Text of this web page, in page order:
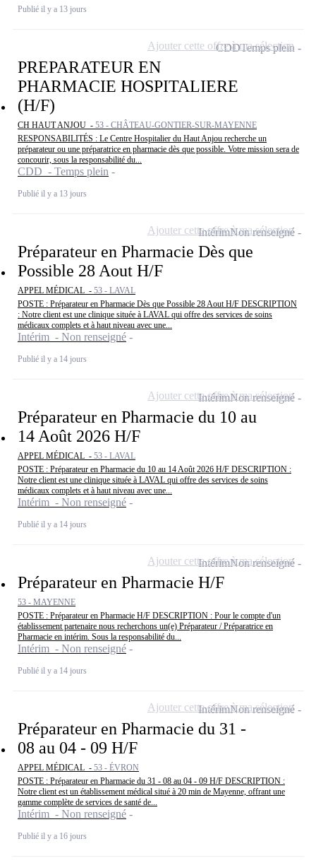
Publié il y a 13 jours
PREPARATEUR EN
PHARMACIE HOSPITALIERE
(H/F)
CH HAUT ANJOU - 53 - CHÂTEAU-GONTIER-SUR-MAYENNE
RESPONSABILITÉS : Le Centre Hospitalier du Haut Anjou recherche un
préparateur ou une préparatrice en pharmacie dès que possible. Votre mission sera de
concourir, sous la responsabilité du...
CDD - Temps plein
Publié il y a 13 jours
CDDTemps plein
Ajouter cette offre à ma sélection
Préparateur en Pharmacie Dès que
Possible 28 Aout H/F
APPEL MÉDICAL - 53 - LAVAL
POSTE : Préparateur en Pharmacie Dès que Possible 28 Aout H/F DESCRIPTION
: Notre client est une clinique située à LAVAL qui offre des services de soins
médicaux complets et à haut niveau avec une...
Intérim - Non renseigné
Publié il y a 14 jours
IntérimNon renseigné
Ajouter cette offre à ma sélection
Préparateur en Pharmacie du 10 au
14 Août 2026 H/F
APPEL MÉDICAL - 53 - LAVAL
POSTE : Préparateur en Pharmacie du 10 au 14 Août 2026 H/F DESCRIPTION :
Notre client est une clinique située à LAVAL qui offre des services de soins
médicaux complets et à haut niveau avec une...
Intérim - Non renseigné
Publié il y a 14 jours
IntérimNon renseigné
Ajouter cette offre à ma sélection
Préparateur en Pharmacie H/F
53 - MAYENNE
POSTE : Préparateur en Pharmacie H/F DESCRIPTION : Pour le compte d'un
établissement partenaire nous recherchons un(e) Préparateur / Préparatrice en
Pharmacie en intérim. Sous la responsabilité du...
Intérim - Non renseigné
Publié il y a 14 jours
IntérimNon renseigné
Ajouter cette offre à ma sélection
Préparateur en Pharmacie du 31 -
08 au 04 - 09 H/F
APPEL MÉDICAL - 53 - ÉVRON
POSTE : Préparateur en Pharmacie du 31 - 08 au 04 - 09 H/F DESCRIPTION :
Notre client est un établissement médical situé à 20 min de Mayenne, offrant une
gamme complète de services de santé de...
Intérim - Non renseigné
Publié il y a 16 jours
IntérimNon renseigné
Ajouter cette offre à ma sélection